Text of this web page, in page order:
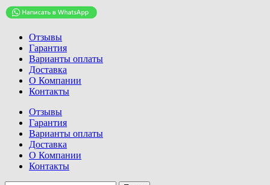
Отзывы
Гарантия
Варианты оплаты
Доставка
О Компании
Контакты
Отзывы
Гарантия
Варианты оплаты
Доставка
О Компании
Контакты